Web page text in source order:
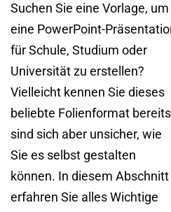
Suchen Sie eine Vorlage, um
eine PowerPoint-
für Schule, Studium oder
Universität zu erstellen?
Vielleicht kennen Sie dieses
beliebte Folienformat
sind sich aber unsicher, wie
Sie es selbst gestalten
können. In diesem Abschnitt
erfahren Sie alles Wichtige